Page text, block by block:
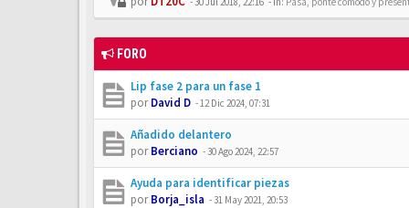
FORO
Lip fase 2 para un fase 1
porDavid D -12 Dic 2024, 07:31
Añadido delantero
porBerciano - 30 Ago 2024, 22:57
Ayuda para identificar piezas
porBorja_isla -31 May 2021, 20:53